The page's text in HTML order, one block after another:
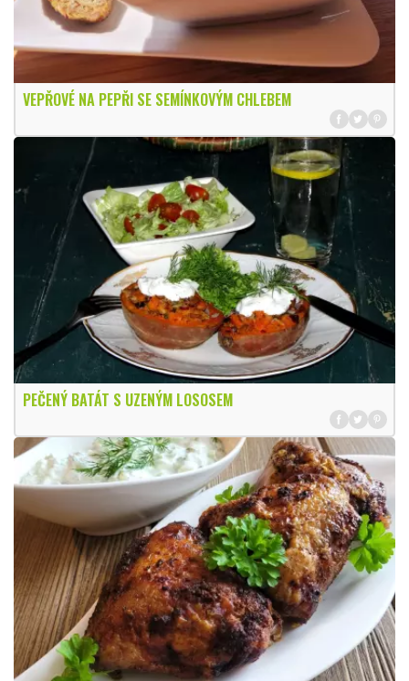
VEPŘOVÉ NA PEPŘI SE SEMÍNKOVÝM CHLEBEM
PEČENÝ BATÁT S UZENÝM LOSOSEM